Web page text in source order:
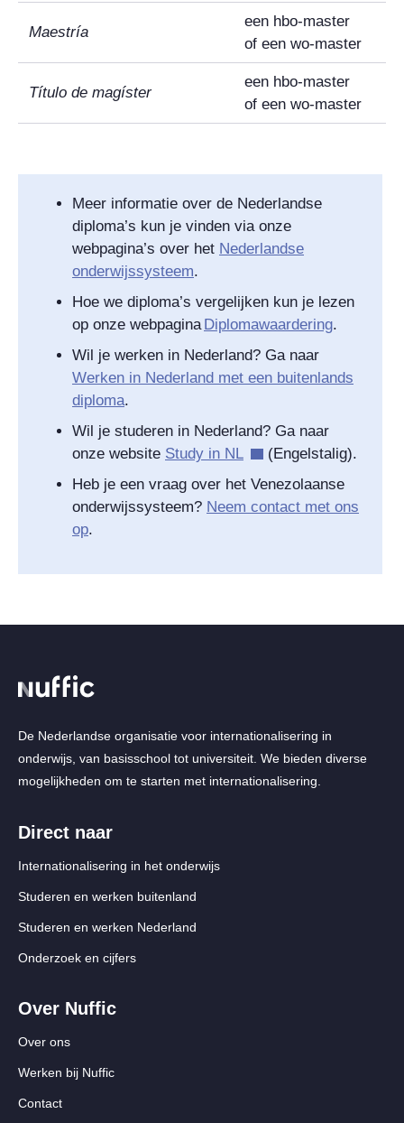
Maestría
een hbo-master
of een wo-master
Título de magíster
een hbo-master
of een wo-master
Meer informatie over de Nederlandse
diploma’s kun je vinden via onze
webpagina’s over het Nederlandse
onderwijssysteem.
Hoe we diploma’s vergelijken kun je lezen
op onze webpaginaDiplomawaardering.
Wil je werken in Nederland? Ga naar
Werken in Nederland met een buitenlands
diploma.
Wil je studeren in Nederland? Ga naar
onze website Study in NL
(Engelstalig).
Heb je een vraag over het Venezolaanse
onderwijssysteem? Neem contact met ons
op.
De Nederlandse organisatie voor internationalisering in
onderwijs, van basisschool tot universiteit. We bieden diverse
mogelijkheden om te starten met internationalisering.
Direct naar
Internationalisering in het onderwijs
Studeren en werken buitenland
Studeren en werken Nederland
Onderzoek en cijfers
Over Nuffic
Over ons
Werken bij Nuffic
Contact